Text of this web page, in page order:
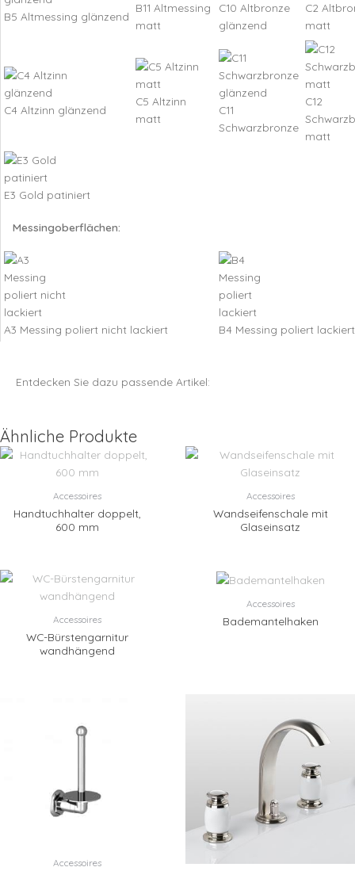
B5 Altmessing glänzend
B11 Altmessing
matt
C10 Altbronze
glänzend
C2
matt
C4 Altzinn glänzend
C5 Altzinn
matt
C11
Schwarzbronze
C12
matt
E3 Gold patiniert
Messingoberflächen:
A3 Messing poliert nicht lackiert B4 Messing poliert lackiert
Entdecken Sie dazu passende Artikel:
Ähnliche Produkte
Accessoires
Handtuchhalter doppelt,
600 mm
Accessoires
Wandseifenschale mit
Glaseinsatz
Accessoires
WC-Bürstengarnitur
wandhängend
Accessoires
Bademantelhaken
Accessoires